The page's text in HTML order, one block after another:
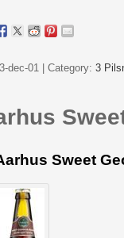
dec-01 | Category: 3
Sweet